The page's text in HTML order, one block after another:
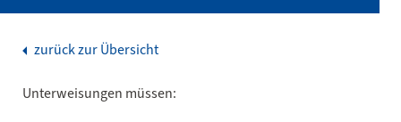
zurück zur Übersicht
Unterweisungen müssen: